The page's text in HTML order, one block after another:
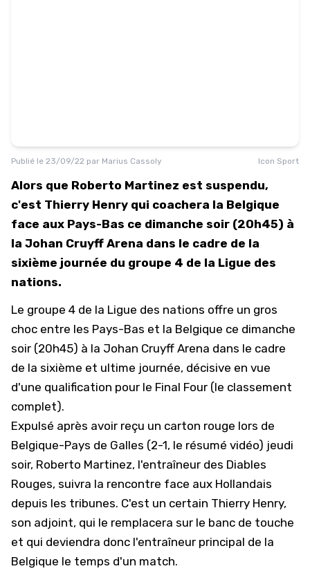
Publié le 23/09/22 par Marius Cassoly Icon Sport
Alors que Roberto Martinez est suspendu,
c'est Thierry Henry qui coachera la Belgique
face aux Pays-Bas ce dimanche soir (20h45) à
la Johan Cruyff Arena dans le cadre de la
sixième journée du groupe 4 de la Ligue des
nations.
Le groupe 4 de la Ligue des nations offre un gros
choc entre les Pays-Bas et la Belgique ce dimanche
soir (20h45) à la Johan Cruyff Arena dans le cadre
de la sixième et ultime journée, décisive en vue
d'une qualification pour le Final Four (le classement
complet).
Expulsé après avoir reçu un carton rouge lors de
Belgique-Pays de Galles (2-1, le résumé vidéo) jeudi
soir, Roberto Martinez, l'entraîneur des Diables
Rouges, suivra la rencontre face aux Hollandais
depuis les tribunes. C'est un certain Thierry Henry,
son adjoint, qui le remplacera sur le banc de touche
et qui deviendra donc l'entraîneur principal de la
Belgique le temps d'un match.